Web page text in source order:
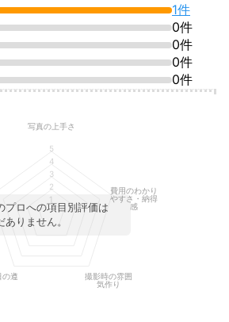
ファーを呼べる昨今、より仕上がりにこ
支持をいただいております。どうぞお任
り。大小広告・雑誌・ブランド撮影の経
評価され、多様なご依頼をいただいてい
しい口コミもたくさん頂いております。
終わりではなく、その後も感謝の気持ち
用、広告デザインや印刷までワンストッ
柔軟な提案力や心あるクリエイティブネ
の撮影体験を提供します。
1件
0件
0件
0件
0件
プロへの項目別評価は
ありません。
写真の上手さ
費用のわかり
やすさ・納得
感
撮影時の雰囲
気作り
の遵
1
2
3
4
5